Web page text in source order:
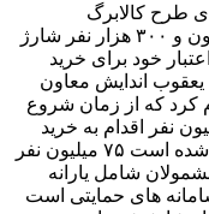
طرح کالابرگ
الکترونیکی تاکنون حساب بیش از ۸۶ میلیون و ۳۰۰ هزار نفر شارژ
از اعتبار خود برای خرید
یعقوب اندایش معاون
کرد که از زمان شروع
از ۱۷ دی تاکنون حدود ۸۳ میلیون نفر اقدام به خرید
کرده و در مرحله دوم که از ۱۵ بهمن آغاز شده است ۷۵ میلیون نفر
شامل یارانه
های حمایتی است